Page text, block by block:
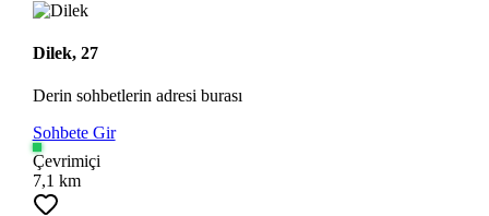
Dilek, 27
Derin sohbetlerin adresi burası
Sohbete Gir
Çevrimiçi
7,1 km